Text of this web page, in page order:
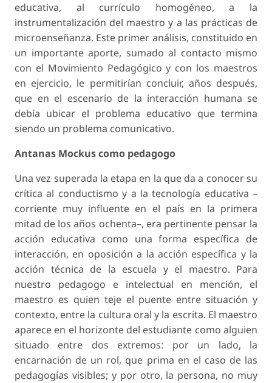
educativa, al currículo homogéneo, a la
instrumentalización del maestro y a las prácticas de
microenseñanza. Este primer análisis, constituido en
un importante aporte, sumado al contacto mismo
con el Movimiento Pedagógico y con los maestros
en ejercicio, le permitirían concluir, años después,
que en el escenario de la interacción humana se
debía ubicar el problema educativo que termina
siendo un problema comunicativo.
Antanas Mockus como pedagogo
Una vez superada la etapa en la que da a conocer su
crítica al conductismo y a la tecnología educativa –
corriente muy influente en el país en la primera
mitad de los años ochenta–, era pertinente pensar la
acción educativa como una forma específica de
interacción, en oposición a la acción específica y la
acción técnica de la escuela y el maestro. Para
nuestro pedagogo e intelectual en mención, el
maestro es quien teje el puente entre situación y
contexto, entre la cultura oral y la escrita. El maestro
aparece en el horizonte del estudiante como alguien
situado entre dos extremos: por un lado, la
encarnación de un rol, que prima en el caso de las
pedagogías visibles; y por otro, la persona, no muy